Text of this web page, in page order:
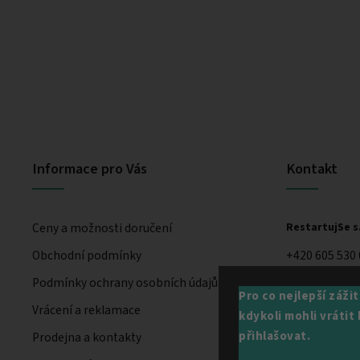
Pro co nejlepší
kdykoli mohli vrátit
přihlašovat.
Informace pro Vás
Ceny a možnosti doručení
Obchodní podmínky
Podmínky ochrany osobních údajů
Vrácení a reklamace
Prodejna a kontakty
Kontakt
RestartujSe
+420 605 530